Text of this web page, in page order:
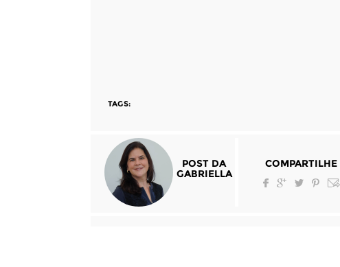
TAGS:
POST DA
GABRIELLA
COMPARTILHE